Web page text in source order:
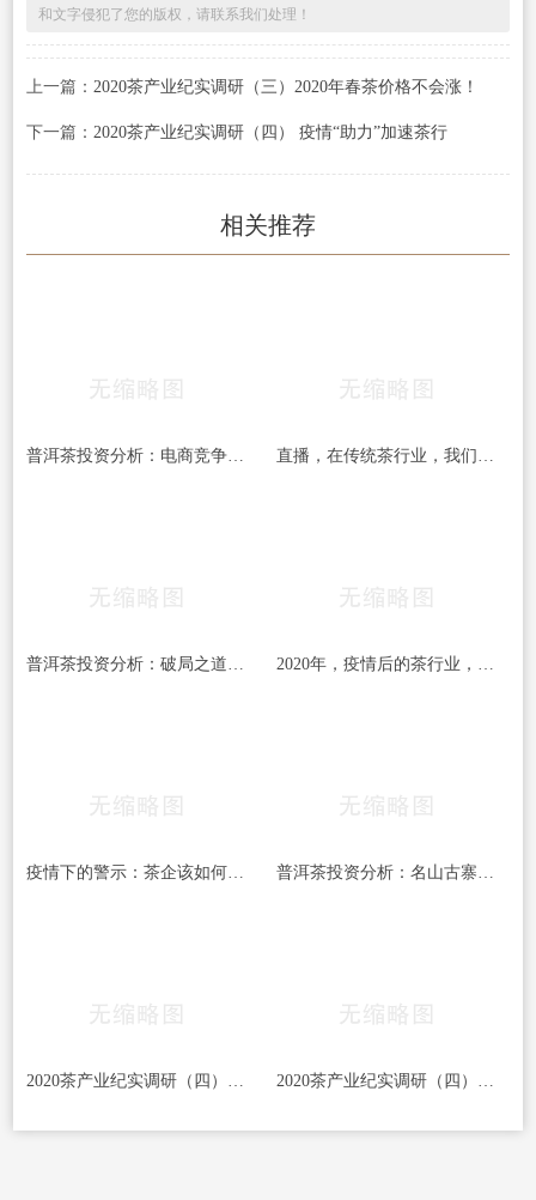
和文字侵犯了您的版权，请联系我们处理！
上一篇： 2020茶产业纪实调研（三）2020年春茶价格不会涨！
下一篇： 2020茶产业纪实调研（四） 疫情“助力”加速茶行
相关推荐
普洱茶投资分析：电商竞争白热化 如何才能脱颖
疫情下的警示：茶企该如何“抓”现金流？